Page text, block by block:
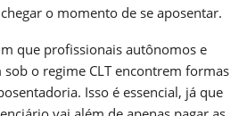
o momento de se aposentar.
que profissionais autônomos e
o regime CLT encontrem formas
Isso é essencial, já que